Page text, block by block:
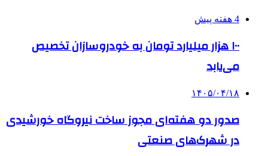
4 هفته پیش
۱۰۰ هزار میلیارد تومان به خودروسازان تخصیص
می‌یابد
۱۴۰۵/۰۴/۱۸
صدور دو هفته‌ای مجوز ساخت نیروگاه خورشیدی
در شهرک‌های صنعتی